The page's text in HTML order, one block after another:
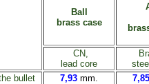
Ball
brass case
CN,
lead core
bullet 7,93 mm.